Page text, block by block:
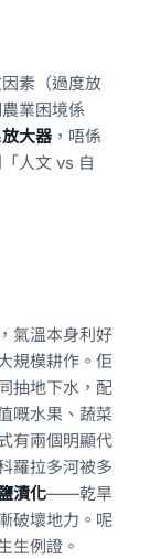
素（過度放
業困境係
放大器 ，唔係
人文 vs 自
氣溫本身利好
規模耕作。佢
抽地下水，配
嘅水果、蔬菜
有兩個明顯代
羅拉多河被多
漬化——乾旱
破壞地力。呢
生例證。